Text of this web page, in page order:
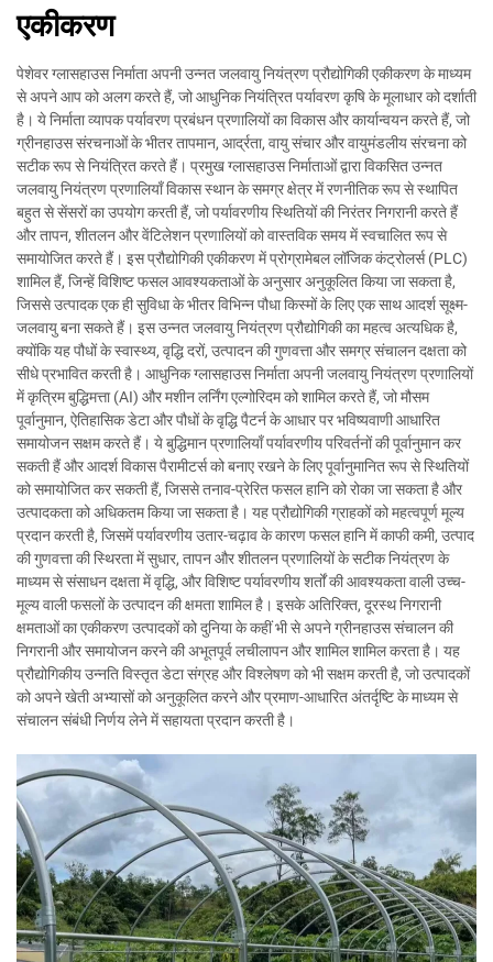
एकीकरण
पेशेवर ग्लासहाउस निर्माता अपनी उन्नत जलवायु नियंत्रण प्रौद्योगिकी एकीकरण के माध्यम
से अपने आप को अलग करते हैं, जो आधुनिक नियंत्रित पर्यावरण कृषि के मूलाधार को दर्शाती
है। ये निर्माता व्यापक पर्यावरण प्रबंधन प्रणालियों का विकास और कार्यान्वयन करते हैं, जो
ग्रीनहाउस संरचनाओं के भीतर तापमान, आर्द्रता, वायु संचार और वायुमंडलीय संरचना को
सटीक रूप से नियंत्रित करते हैं। प्रमुख ग्लासहाउस निर्माताओं द्वारा विकसित उन्नत
जलवायु नियंत्रण प्रणालियाँ विकास स्थान के समग्र क्षेत्र में रणनीतिक रूप से स्थापित
बहुत से सेंसरों का उपयोग करती हैं, जो पर्यावरणीय स्थितियों की निरंतर निगरानी करते हैं
और तापन, शीतलन और वेंटिलेशन प्रणालियों को वास्तविक समय में स्वचालित रूप से
समायोजित करते हैं। इस प्रौद्योगिकी एकीकरण में प्रोग्रामेबल लॉजिक कंट्रोलर्स (PLC)
शामिल हैं, जिन्हें विशिष्ट फसल आवश्यकताओं के अनुसार अनुकूलित किया जा सकता है,
जिससे उत्पादक एक ही सुविधा के भीतर विभिन्न पौधा किस्मों के लिए एक साथ आदर्श सूक्ष्म-
जलवायु बना सकते हैं। इस उन्नत जलवायु नियंत्रण प्रौद्योगिकी का महत्व अत्यधिक है,
क्योंकि यह पौधों के स्वास्थ्य, वृद्धि दरों, उत्पादन की गुणवत्ता और समग्र संचालन दक्षता को
सीधे प्रभावित करती है। आधुनिक ग्लासहाउस निर्माता अपनी जलवायु नियंत्रण प्रणालियों
में कृत्रिम बुद्धिमत्ता (AI) और मशीन लर्निंग एल्गोरिदम को शामिल करते हैं, जो मौसम
पूर्वानुमान, ऐतिहासिक डेटा और पौधों के वृद्धि पैटर्न के आधार पर भविष्यवाणी आधारित
समायोजन सक्षम करते हैं। ये बुद्धिमान प्रणालियाँ पर्यावरणीय परिवर्तनों की पूर्वानुमान कर
सकती हैं और आदर्श विकास पैरामीटर्स को बनाए रखने के लिए पूर्वानुमानित रूप से स्थितियों
को समायोजित कर सकती हैं, जिससे तनाव-प्रेरित फसल हानि को रोका जा सकता है और
उत्पादकता को अधिकतम किया जा सकता है। यह प्रौद्योगिकी ग्राहकों को महत्वपूर्ण मूल्य
प्रदान करती है, जिसमें पर्यावरणीय उतार-चढ़ाव के कारण फसल हानि में काफी कमी, उत्पाद
की गुणवत्ता की स्थिरता में सुधार, तापन और शीतलन प्रणालियों के सटीक नियंत्रण के
माध्यम से संसाधन दक्षता में वृद्धि, और विशिष्ट पर्यावरणीय शर्तों की आवश्यकता वाली उच्च-
मूल्य वाली फसलों के उत्पादन की क्षमता शामिल है। इसके अतिरिक्त, दूरस्थ निगरानी
क्षमताओं का एकीकरण उत्पादकों को दुनिया के कहीं भी से अपने ग्रीनहाउस संचालन की
निगरानी और समायोजन करने की अभूतपूर्व लचीलापन और शामिल शामिल करता है। यह
प्रौद्योगिकीय उन्नति विस्तृत डेटा संग्रह और विश्लेषण को भी सक्षम करती है, जो उत्पादकों
को अपने खेती अभ्यासों को अनुकूलित करने और प्रमाण-आधारित अंतर्दृष्टि के माध्यम से
संचालन संबंधी निर्णय लेने में सहायता प्रदान करती है।